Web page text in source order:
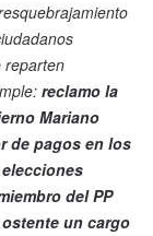
reparten
reclamo la
Mariano
de pagos en los
del PP
un cargo